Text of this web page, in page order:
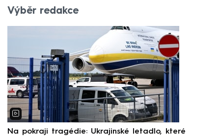
Výběr redakce
Na pokraji tragédie: Ukrajinské letadlo, které